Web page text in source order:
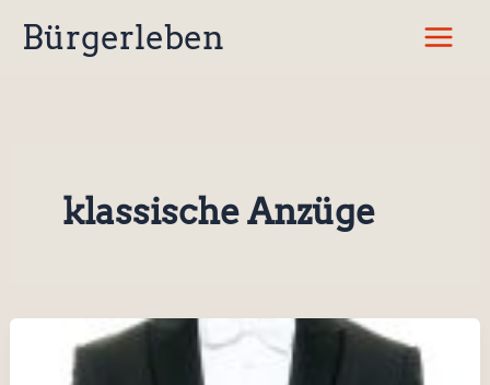
InhaltBürgerleben
klassische Anzüge